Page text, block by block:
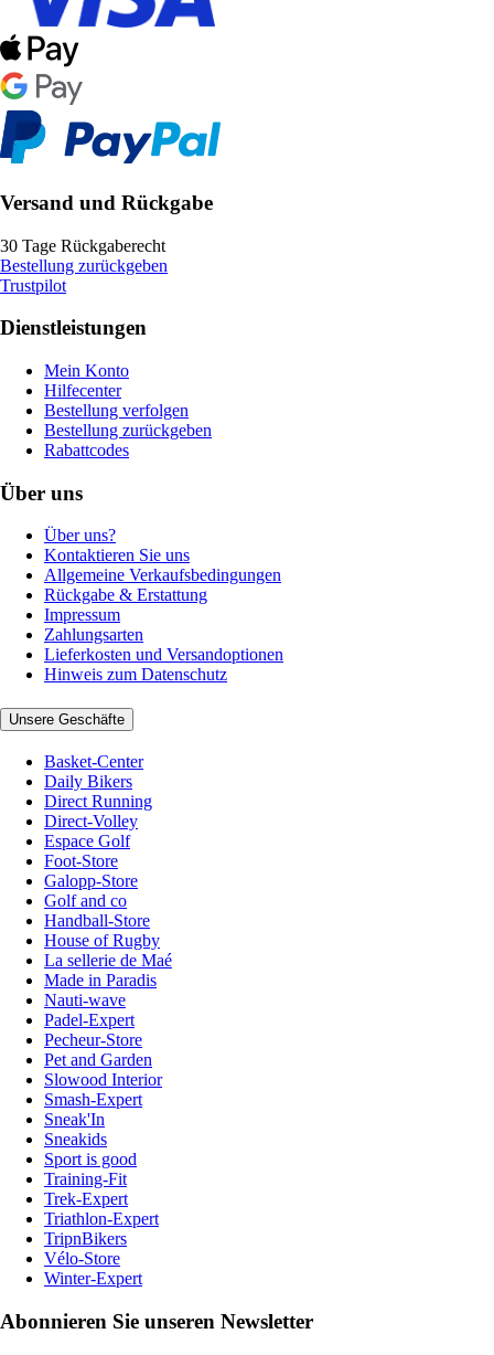
Versand und Rückgabe
30 Tage Rückgaberecht
Bestellung zurückgeben
Trustpilot
Dienstleistungen
Mein Konto
Hilfecenter
Bestellung verfolgen
Bestellung zurückgeben
Rabattcodes
Über uns
Über uns?
Kontaktieren Sie uns
Allgemeine Verkaufsbedingungen
Rückgabe & Erstattung
Impressum
Zahlungsarten
Lieferkosten und Versandoptionen
Hinweis zum Datenschutz
Unsere Geschäfte
Basket-Center
Daily Bikers
Direct Running
Direct-Volley
Espace Golf
Foot-Store
Galopp-Store
Golf and co
Handball-Store
House of Rugby
La sellerie de Maé
Made in Paradis
Nauti-wave
Padel-Expert
Pecheur-Store
Pet and Garden
Slowood Interior
Smash-Expert
Sneak'In
Sneakids
Sport is good
Training-Fit
Trek-Expert
Triathlon-Expert
TripnBikers
Vélo-Store
Winter-Expert
Abonnieren Sie unseren Newsletter